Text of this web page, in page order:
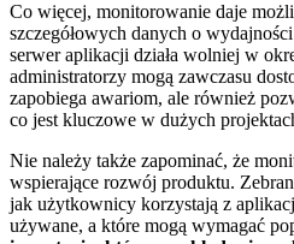
Co więcej, monitorowanie daje
szczegółowych danych o
serwer aplikacji działa wolniej w
administratorzy mogą zawczasu
zapobiega awariom, ale również
co jest kluczowe w dużych
Nie należy także zapominać, że
wspierające rozwój produktu.
jak użytkownicy korzystają z
używane, a które mogą wymagać